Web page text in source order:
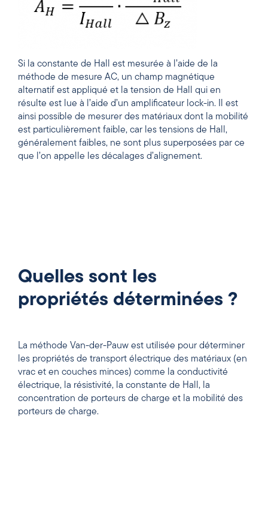
Si la constante de Hall est mesurée à l’aide de la
méthode de mesure AC, un champ magnétique
alternatif est appliqué et la tension de Hall qui en
résulte est lue à l’aide d’un amplificateur lock-in. Il est
ainsi possible de mesurer des matériaux dont la mobilité
est particulièrement faible, car les tensions de Hall,
généralement faibles, ne sont plus superposées par ce
que l’on appelle les décalages d’alignement.
Quelles sont les
propriétés déterminées ?
La méthode Van-der-Pauw est utilisée pour déterminer
les propriétés de transport électrique des matériaux (en
vrac et en couches minces) comme la conductivité
électrique, la résistivité, la constante de Hall, la
concentration de porteurs de charge et la mobilité des
porteurs de charge.